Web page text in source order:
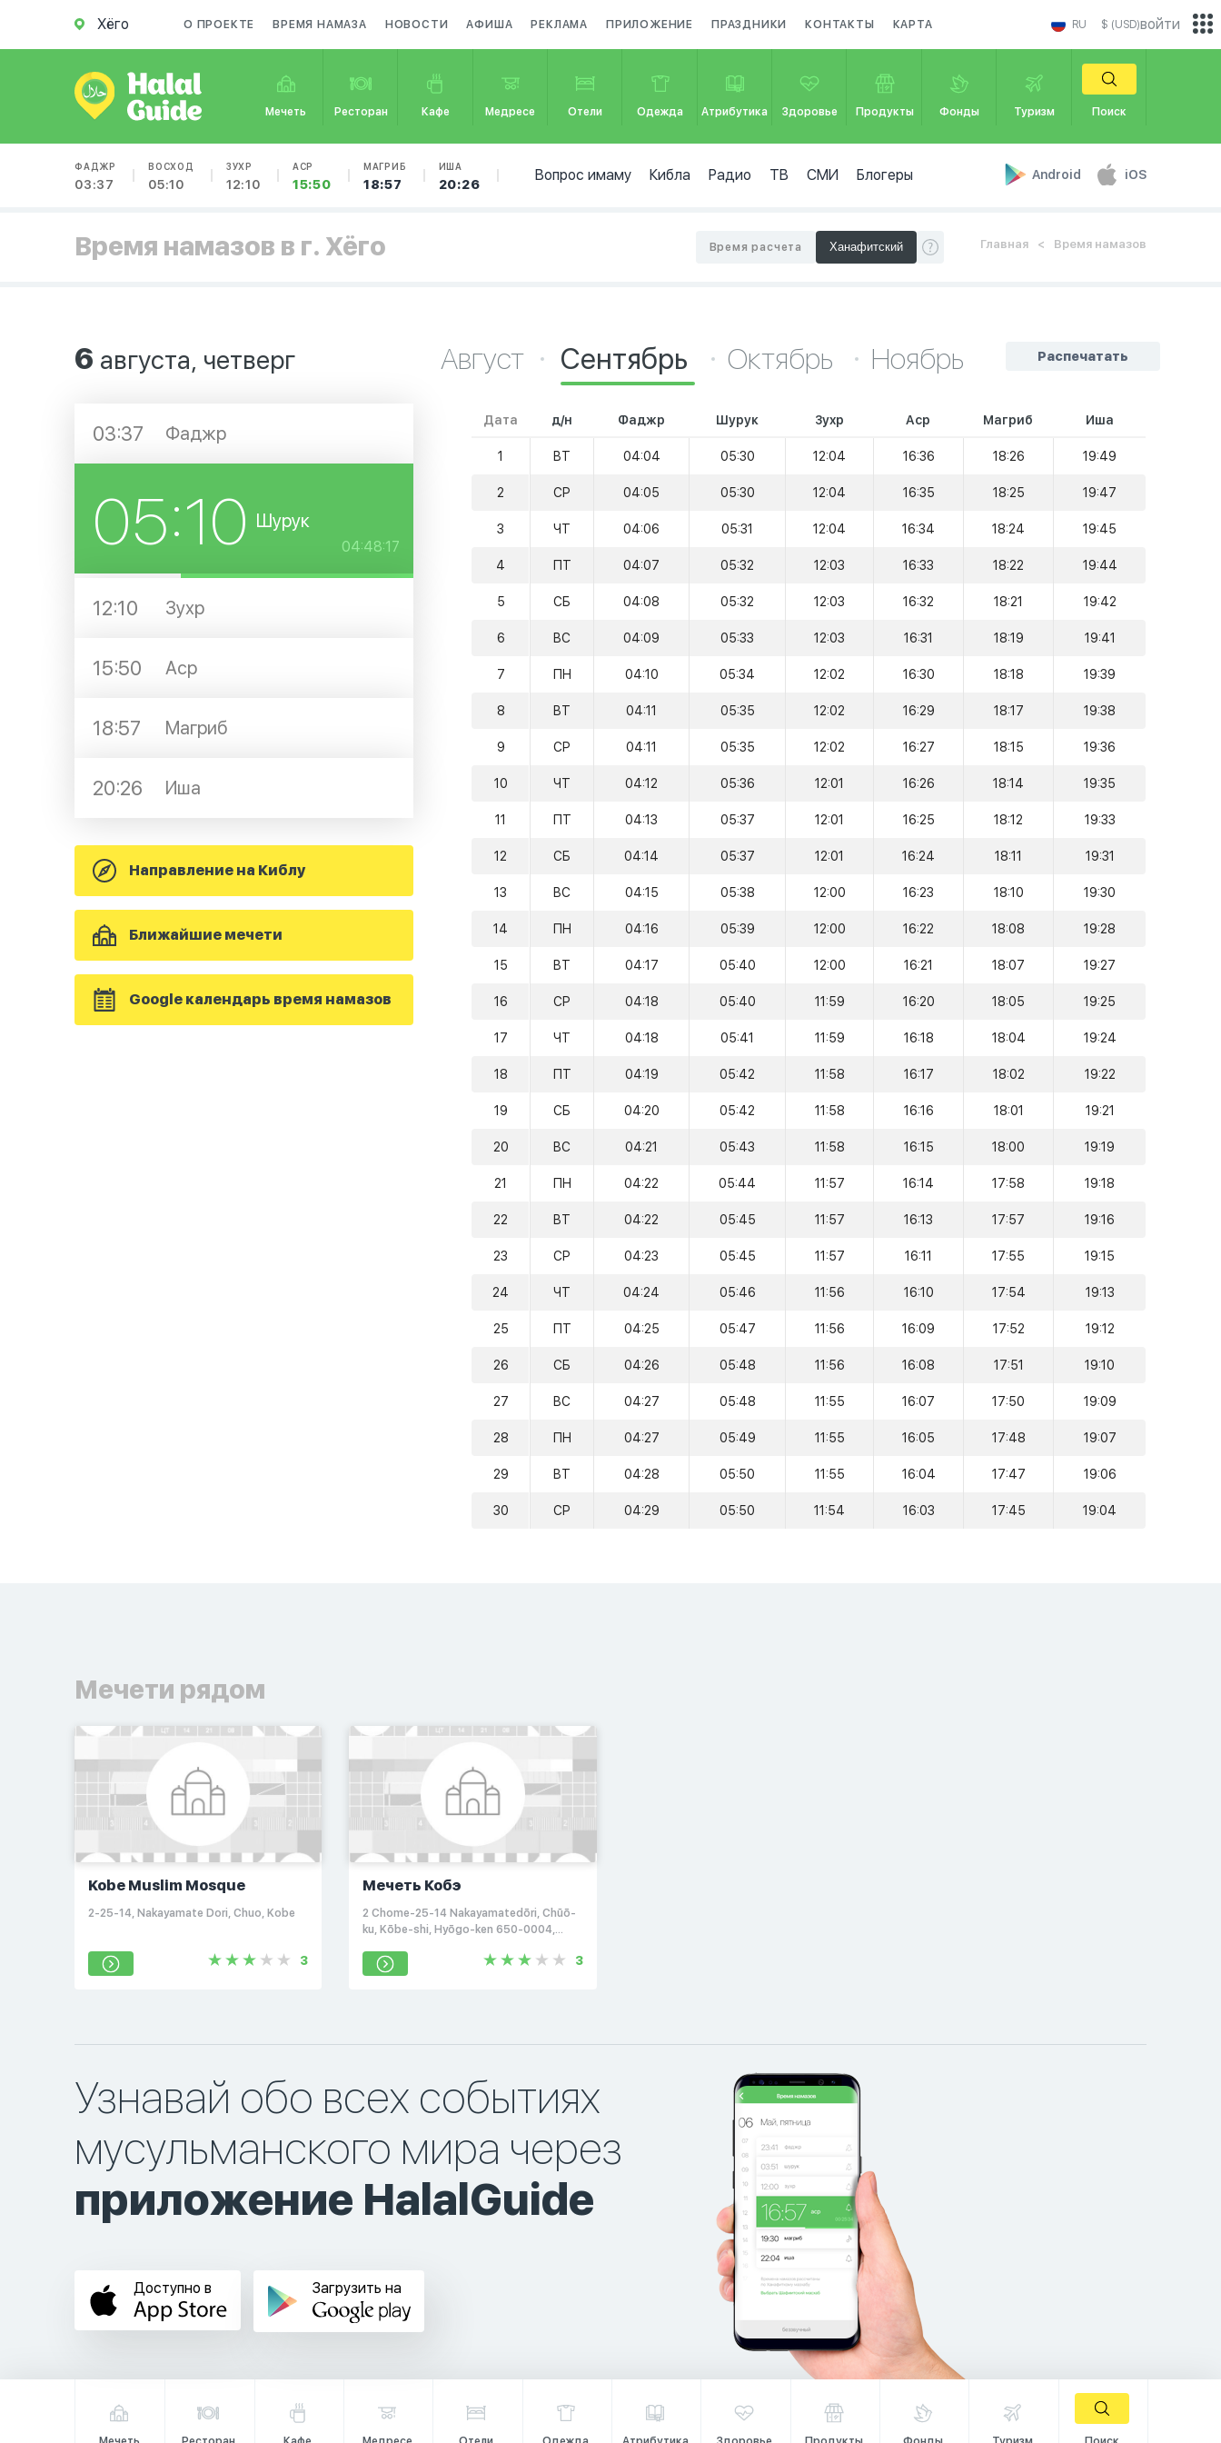
Хёго О ПРОЕКТЕ ВРЕМЯ НАМАЗА НОВОСТИ АФИША РЕКЛАМА ПРИЛОЖЕНИЕ ПРАЗДНИКИ КОНТАКТЫ КАРТА RU $ (USD)
Мечеть Ресторан Кафе Медресе Отели Одежда Атрибутика Здоровье Продукты Фонды Туризм Поиск
ФАДЖР
03:37
ВОСХОД
05:10
ЗУХР
12:10
АСР
15:50
МАГРИБ
18:57
ИША
20:26
Вопрос имаму Кибла Радио ТВ СМИ Блогеры Android iOS
войти
Время намазов в г. Хёго Главная Время намазов
Время расчета
6 августа, четверг
03:37 Фаджр
05:10 Шурук
04:48:17
12:10 Зухр
15:50 Аср
18:57 Магриб
20:26 Иша
Направление на Киблу
Ближайшие мечети
Google календарь время намазов
Распечатать
Август Сентябрь Октябрь Ноябрь
Дата д/н Фаджр Шурук Зухр Аср Магриб Иша
1 ВТ 04:04 05:30 12:04 16:36 18:26 19:49
2 СР 04:05 05:30 12:04 16:35 18:25 19:47
3 ЧТ 04:06 05:31 12:04 16:34 18:24 19:45
4 ПТ 04:07 05:32 12:03 16:33 18:22 19:44
5 СБ 04:08 05:32 12:03 16:32 18:21 19:42
6 ВС 04:09 05:33 12:03 16:31 18:19 19:41
7 ПН 04:10 05:34 12:02 16:30 18:18 19:39
8 ВТ 04:11 05:35 12:02 16:29 18:17 19:38
9 СР 04:11 05:35 12:02 16:27 18:15 19:36
10 ЧТ 04:12 05:36 12:01 16:26 18:14 19:35
11 ПТ 04:13 05:37 12:01 16:25 18:12 19:33
12 СБ 04:14 05:37 12:01 16:24 18:11 19:31
13 ВС 04:15 05:38 12:00 16:23 18:10 19:30
14 ПН 04:16 05:39 12:00 16:22 18:08 19:28
15 ВТ 04:17 05:40 12:00 16:21 18:07 19:27
16 СР 04:18 05:40 11:59 16:20 18:05 19:25
17 ЧТ 04:18 05:41 11:59 16:18 18:04 19:24
18 ПТ 04:19 05:42 11:58 16:17 18:02 19:22
19 СБ 04:20 05:42 11:58 16:16 18:01 19:21
20 ВС 04:21 05:43 11:58 16:15 18:00 19:19
21 ПН 04:22 05:44 11:57 16:14 17:58 19:18
22 ВТ 04:22 05:45 11:57 16:13 17:57 19:16
23 СР 04:23 05:45 11:57 16:11 17:55 19:15
24 ЧТ 04:24 05:46 11:56 16:10 17:54 19:13
25 ПТ 04:25 05:47 11:56 16:09 17:52 19:12
26 СБ 04:26 05:48 11:56 16:08 17:51 19:10
27 ВС 04:27 05:48 11:55 16:07 17:50 19:09
28 ПН 04:27 05:49 11:55 16:05 17:48 19:07
29 ВТ 04:28 05:50 11:55 16:04 17:47 19:06
30 СР 04:29 05:50 11:54 16:03 17:45 19:04
Мечети рядом
Kobe Muslim Mosque
2-25-14, Nakayamate Dori, Chuo, Kobe
3
Мечеть Кобэ
2 Chome-25-14 Nakayamatedōri, Chūō-
ku, Kōbe-shi, Hyōgo-ken 650-0004,
3
Узнавай обо всех событиях
мусульманского мира через
приложение HalalGuide
Доступно в Загрузить на